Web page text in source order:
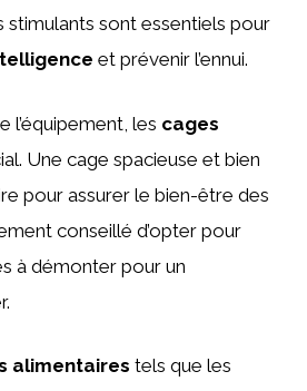
stimulants sont essentiels pour
et prévenir l’ennui.
l’équipement, les cages
Une cage spacieuse et bien
pour assurer le bien-être des
conseillé d’opter pour
à démonter pour un
alimentaires tels que les